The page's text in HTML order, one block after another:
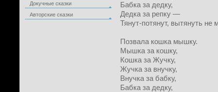
Докучные сказки
Авторские сказки
Бабка за дедку,
Дедка за репку —
Тянут-потянут, вытянуть не
Позвала кошка мышку.
Мышка за кошку,
Кошка за Жучку,
Жучка за внучку,
Внучка за бабку,
Бабка за дедку,